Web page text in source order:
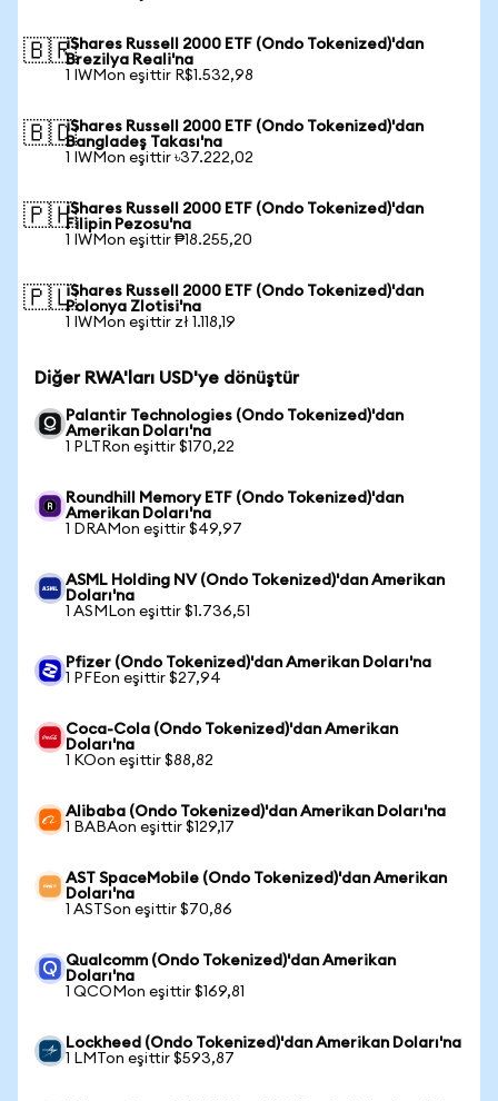
🇧🇷iShares Russell 2000 ETF (Ondo Tokenized)'dan
Brezilya Reali'na
1 IWMon eşittir R$1.532,98
🇧🇩iShares Russell 2000 ETF (Ondo Tokenized)'dan
Bangladeş Takası'na
1 IWMon eşittir ৳37.222,02
🇵🇭iShares Russell 2000 ETF (Ondo Tokenized)'dan
Filipin Pezosu'na
1 IWMon eşittir ₱18.255,20
🇵🇱iShares Russell 2000 ETF (Ondo Tokenized)'dan
Polonya Zlotisi'na
1 IWMon eşittir zł 1.118,19
Diğer RWA'ları USD'ye dönüştür
Palantir Technologies (Ondo Tokenized)'dan
Amerikan Doları'na
1 PLTRon eşittir $170,22
Roundhill Memory ETF (Ondo Tokenized)'dan
Amerikan Doları'na
1 DRAMon eşittir $49,97
ASML Holding NV (Ondo Tokenized)'dan Amerikan
Doları'na
1 ASMLon eşittir $1.736,51
Pfizer (Ondo Tokenized)'dan Amerikan Doları'na
1 PFEon eşittir $27,94
Coca-Cola (Ondo Tokenized)'dan Amerikan
Doları'na
1 KOon eşittir $88,82
Alibaba (Ondo Tokenized)'dan Amerikan Doları'na
1 BABAon eşittir $129,17
AST SpaceMobile (Ondo Tokenized)'dan Amerikan
Doları'na
1 ASTSon eşittir $70,86
Qualcomm (Ondo Tokenized)'dan Amerikan
Doları'na
1 QCOMon eşittir $169,81
Lockheed (Ondo Tokenized)'dan Amerikan Doları'na
1 LMTon eşittir $593,87